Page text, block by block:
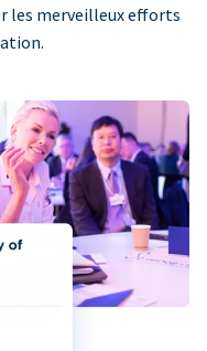
les merveilleux efforts